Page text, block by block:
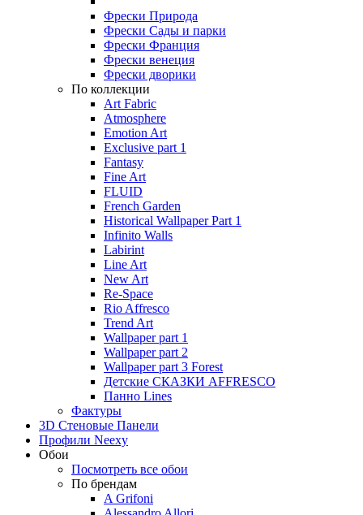
Фрески Природа
Фрески Сады и парки
Фрески Франция
Фрески венеция
Фрески дворики
По коллекции
Art Fabric
Atmosphere
Emotion Art
Exclusive part 1
Fantasy
Fine Art
FLUID
French Garden
Historical Wallpaper Part 1
Infinito Walls
Labirint
Line Art
New Art
Re-Space
Rio Affresco
Trend Art
Wallpaper part 1
Wallpaper part 2
Wallpaper part 3 Forest
Детские СКАЗКИ AFFRESCO
Панно Lines
Фактуры
3D Стеновые Панели
Профили Neexy
Обои
Посмотреть все обои
По брендам
A Grifoni